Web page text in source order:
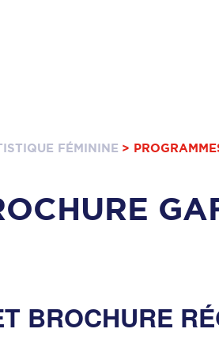
FÉMININE >
BROCHURE